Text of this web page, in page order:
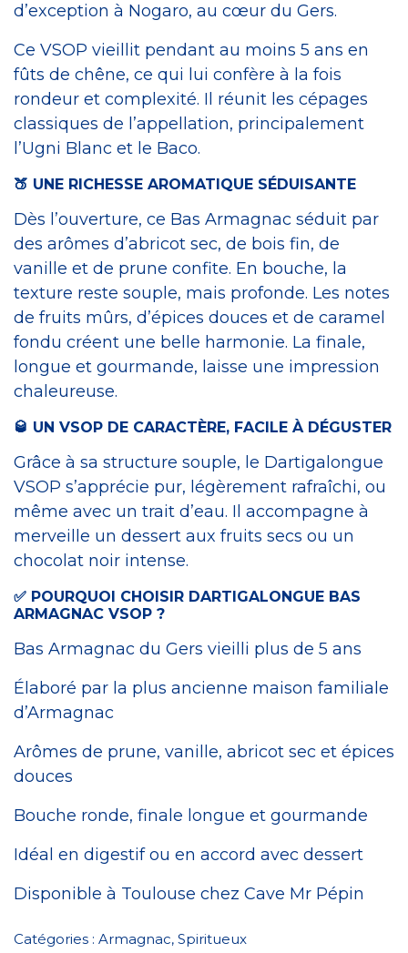
d’exception à Nogaro, au cœur du Gers.
Ce VSOP vieillit pendant au moins 5 ans en
fûts de chêne, ce qui lui confère à la fois
rondeur et complexité. Il réunit les cépages
classiques de l’appellation, principalement
l’Ugni Blanc et le Baco.
🍑 UNE RICHESSE AROMATIQUE SÉDUISANTE
Dès l’ouverture, ce Bas Armagnac séduit par
des arômes d’abricot sec, de bois fin, de
vanille et de prune confite. En bouche, la
texture reste souple, mais profonde. Les notes
de fruits mûrs, d’épices douces et de caramel
fondu créent une belle harmonie. La finale,
longue et gourmande, laisse une impression
chaleureuse.
🥃 UN VSOP DE CARACTÈRE, FACILE À DÉGUSTER
Grâce à sa structure souple, le Dartigalongue
VSOP s’apprécie pur, légèrement rafraîchi, ou
même avec un trait d’eau. Il accompagne à
merveille un dessert aux fruits secs ou un
chocolat noir intense.
✅ POURQUOI CHOISIR DARTIGALONGUE BAS
ARMAGNAC VSOP ?
Bas Armagnac du Gers vieilli plus de 5 ans
Élaboré par la plus ancienne maison familiale
d’Armagnac
Arômes de prune, vanille, abricot sec et épices
douces
Bouche ronde, finale longue et gourmande
Idéal en digestif ou en accord avec dessert
Disponible à Toulouse chez Cave Mr Pépin
Catégories : Armagnac, Spiritueux